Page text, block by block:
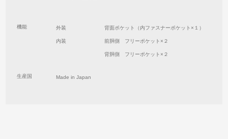
機能 外装 背面ポケット（内ファスナーポケット×１）
内装 前胴側 フリーポケット×２
背胴側 フリーポケット×２
生産国 Made in Japan